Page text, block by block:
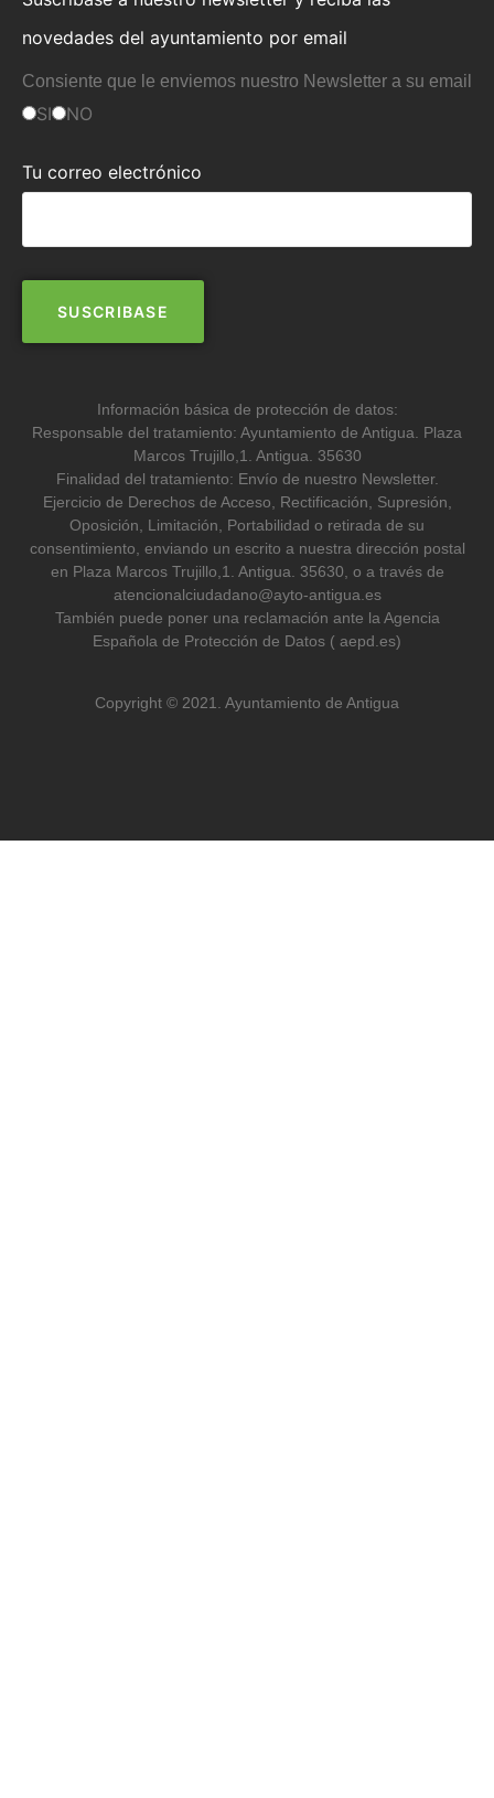
novedades del ayuntamiento por email
Consiente que le enviemos nuestro Newsletter a su email
SI NO
Tu correo electrónico
Información básica de protección de datos:
Responsable del tratamiento: Ayuntamiento de Antigua. Plaza
Marcos Trujillo,1. Antigua. 35630
Finalidad del tratamiento: Envío de nuestro Newsletter.
Ejercicio de Derechos de Acceso, Rectificación, Supresión,
Oposición, Limitación, Portabilidad o retirada de su
consentimiento, enviando un escrito a nuestra dirección postal
en Plaza Marcos Trujillo,1. Antigua. 35630, o a través de
atencionalciudadano@ayto-antigua.es
También puede poner una reclamación ante la Agencia
Española de Protección de Datos ( aepd.es)
Copyright © 2021. Ayuntamiento de Antigua